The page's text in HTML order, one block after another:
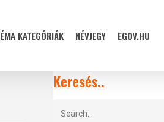
KATEGÓRIÁK NÉVJEGY EGOV.HU
Keresés..